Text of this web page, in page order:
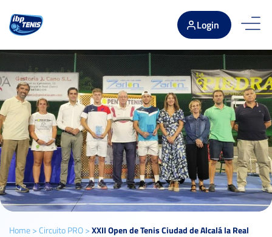
Login
Home>Circuito PRO>XXII Open de Tenis Ciudad de Alcalá la Real